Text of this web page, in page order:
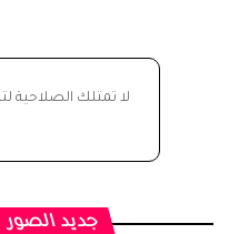
لا تمتلك الصلاحية
جديد الصور